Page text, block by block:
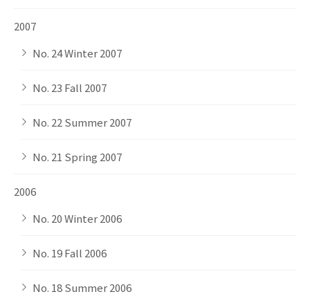
2007
No. 24 Winter 2007
No. 23 Fall 2007
No. 22 Summer 2007
No. 21 Spring 2007
2006
No. 20 Winter 2006
No. 19 Fall 2006
No. 18 Summer 2006